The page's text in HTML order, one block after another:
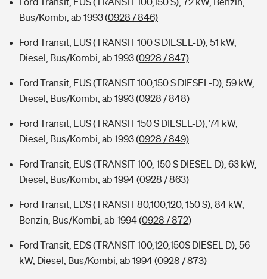
Bus/Kombi, ab 1993(0928 / 846)
Ford Transit, EUS (TRANSIT 100 S DIESEL-D), 51 kW,
Diesel, Bus/Kombi, ab 1993(0928 / 847)
Ford Transit, EUS (TRANSIT 100,150 S DIESEL-D), 59 kW,
Diesel, Bus/Kombi, ab 1993(0928 / 848)
Ford Transit, EUS (TRANSIT 150 S DIESEL-D), 74 kW,
Diesel, Bus/Kombi, ab 1993(0928 / 849)
Ford Transit, EUS (TRANSIT 100, 150 S DIESEL-D), 63 kW,
Diesel, Bus/Kombi, ab 1994(0928 / 863)
Ford Transit, EDS (TRANSIT 80,100,120, 150 S), 84 kW,
Benzin, Bus/Kombi, ab 1994(0928 / 872)
Ford Transit, EDS (TRANSIT 100,120,150S DIESEL D), 56
kW, Diesel, Bus/Kombi, ab 1994(0928 / 873)